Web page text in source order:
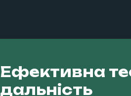
Ефективна
дальність